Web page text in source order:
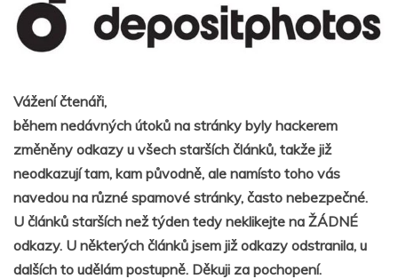
Vážení čtenáři,
během nedávných útoků na stránky byly hackerem
změněny odkazy u všech starších článků, takže již
neodkazují tam, kam původně, ale namísto toho vás
navedou na různé spamové stránky, často nebezpečné.
U článků starších než týden tedy neklikejte na ŽÁDNÉ
odkazy. U některých článků jsem již odkazy odstranila, u
dalších to udělám postupně. Děkuji za pochopení.